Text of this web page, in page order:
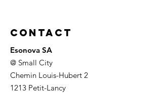
Contact
Esonova SA
@ Small City
Chemin Louis-Hubert 2
1213 Petit-Lancy